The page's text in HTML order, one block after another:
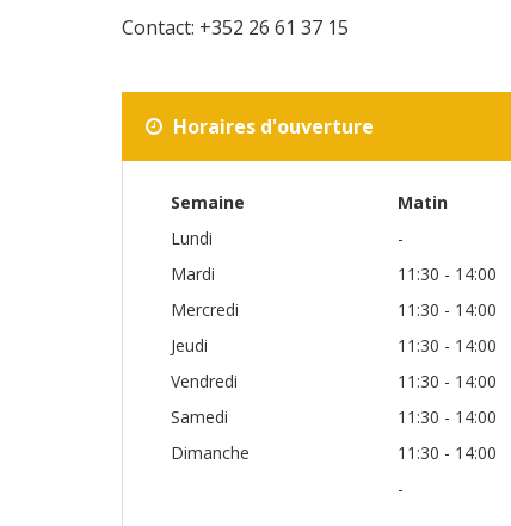
Contact: +352 26 61 37 15
Horaires d'ouverture
Semaine Matin
Lundi
-
Mardi
11:30 - 14:00
Mercredi
11:30 - 14:00
Jeudi
11:30 - 14:00
Vendredi
11:30 - 14:00
Samedi
11:30 - 14:00
Dimanche
11:30 - 14:00
-